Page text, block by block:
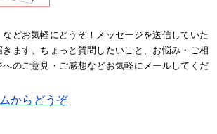
などお気軽にどうぞ！メッセージを送信していた
ます。ちょっと質問したいこと、お悩み・ご相
のご意見・ご感想などお気軽にメールしてくだ
からどうぞ